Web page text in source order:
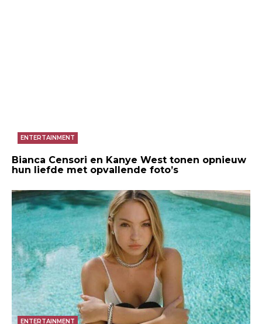
ENTERTAINMENT
Bianca Censori en Kanye West tonen opnieuw
hun liefde met opvallende foto’s
ENTERTAINMENT